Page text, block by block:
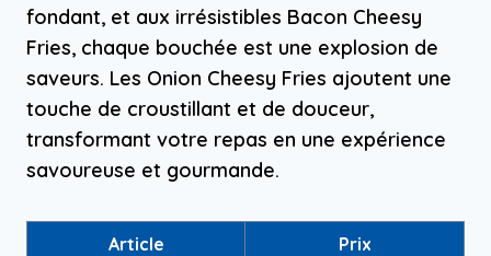
fondant, et aux irrésistibles Bacon Cheesy
Fries, chaque bouchée est une explosion de
saveurs. Les Onion Cheesy Fries ajoutent une
touche de croustillant et de douceur,
transformant votre repas en une expérience
savoureuse et gourmande.
Article Prix